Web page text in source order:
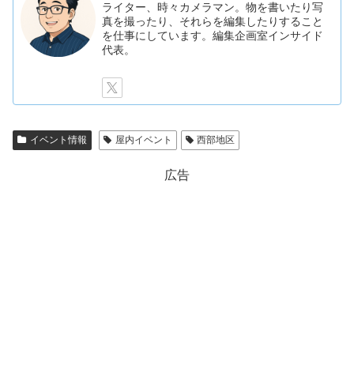
ライター、時々カメラマン。物を書いたり写
真を撮ったり、それらを編集したりすること
を仕事にしています。編集企画室インサイド
代表。
イベント情報 屋内イベント 西部地区
広告